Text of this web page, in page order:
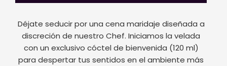
Déjate seducir por una cena maridaje diseñada a
discreción de nuestro Chef. Iniciamos la velada
con un exclusivo cóctel de bienvenida (120 ml)
para despertar tus sentidos en el ambiente más